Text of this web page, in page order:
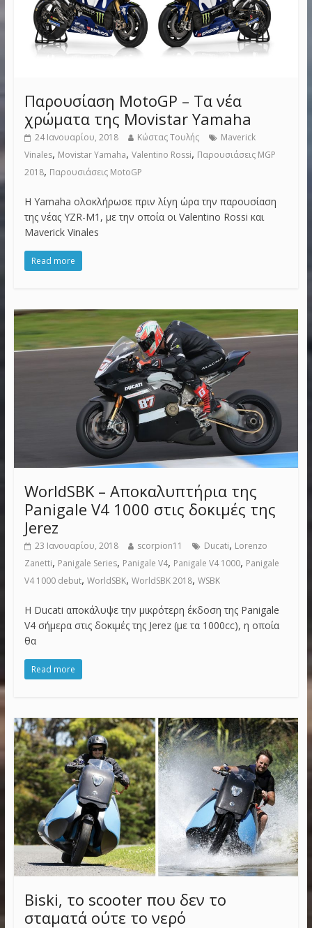
Παρουσίαση MotoGP – Τα νέα
χρώματα της Movistar Yamaha
24 Ιανουαρίου, 2018 Κώστας Τουλής
Maverick
Vinales, Movistar Yamaha, Valentino Rossi, Παρουσιάσεις MGP
2018, Παρουσιάσεις MotoGP
H Yamaha ολοκλήρωσε πριν λίγη ώρα την παρουσίαση
της νέας YZR-M1, με την οποία οι Valentino Rossi και
Maverick Vinales
Read more
WorldSBK – Αποκαλυπτήρια της
Panigale V4 1000 στις δοκιμές της
Jerez
23 Ιανουαρίου, 2018 scorpion11 Ducati, Lorenzo
Zanetti, Panigale Series, Panigale V4, Panigale V4 1000, Panigale
V4 1000 debut, WorldSBK, WorldSBK 2018, WSBK
Η Ducati αποκάλυψε την μικρότερη έκδοση της Panigale
V4 σήμερα στις δοκιμές της Jerez (με τα 1000cc), η οποία
θα
Read more
Biski, το scooter που δεν το
σταματά ούτε το νερό